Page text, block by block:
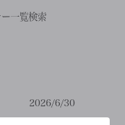
一覧検索
2026/6/30